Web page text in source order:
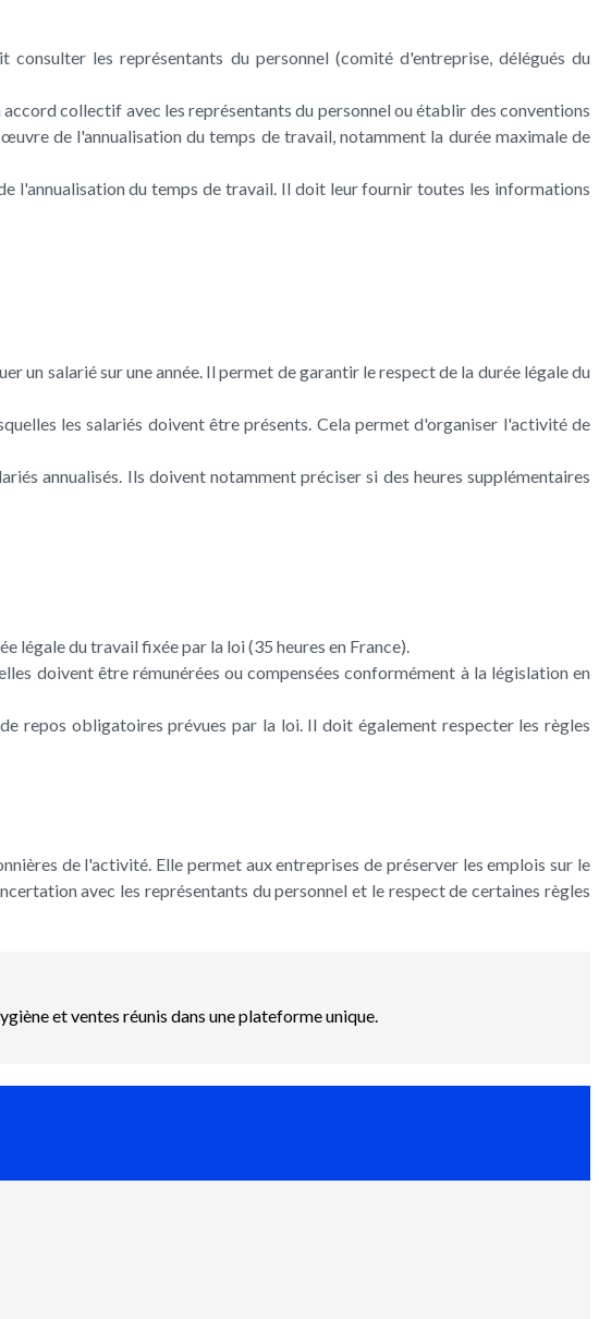
les représentants du personnel (comité d'entreprise, délégués du
collectif avec les représentants du personnel ou établir des conventions
de l'annualisation du temps de travail, notamment la durée maximale de
l'annualisation du temps de travail. Il doit leur fournir toutes les informations
un salarié sur une année. Il permet de garantir le respect de la durée légale du
les salariés doivent être présents. Cela permet d'organiser l'activité de
annualisés. Ils doivent notamment préciser si des heures supplémentaires
légale du travail fixée par la loi (35 heures en France).
doivent être rémunérées ou compensées conformément à la législation en
repos obligatoires prévues par la loi. Il doit également respecter les règles
de l'activité. Elle permet aux entreprises de préserver les emplois sur le
avec les représentants du personnel et le respect de certaines règles
et ventes réunis dans une plateforme unique.